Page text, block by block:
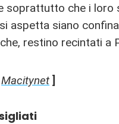
soprattutto che i loro
aspetta siano
restino recintati a
Macitynet ]